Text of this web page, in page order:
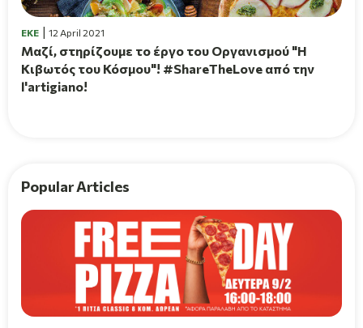
EKE 12 April 2021
Μαζί, στηρίζουμε το έργο του Οργανισμού "Η
Κιβωτός του Κόσμου"! #ShareTheLove από την
l'artigiano!
Popular Articles